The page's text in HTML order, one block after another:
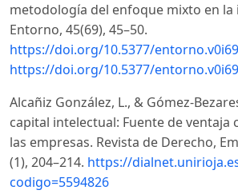
metodología del enfoque mixto en la
Entorno, 45(69), 45–50.
https://doi.org/10.5377/
https://doi.org/10.5377/
Alcañiz González, L., & Gómez-
capital intelectual: Fuente de ventaja
las empresas. Revista de Derecho,
(1), 204–214. https://
codigo=5594826